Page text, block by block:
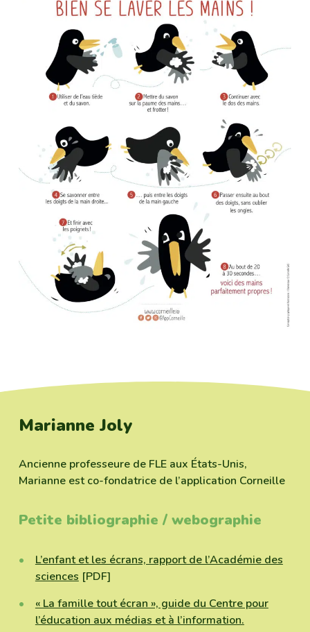
Marianne Joly
Ancienne professeure de FLE aux États-Unis,
Marianne est co-fondatrice de l’application Corneille
Petite bibliographie / webographie
L’enfant et les écrans, rapport de l’Académie des
sciences [PDF]
« La famille tout écran », guide du Centre pour
l’éducation aux médias et à l’information.